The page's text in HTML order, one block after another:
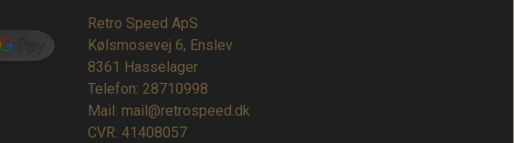
Retro Speed ApS
Kølsmosevej 6, Enslev
8361 Hasselager
Telefon: 28710998
Mail: mail@retrospeed.dk
CVR: 41408057